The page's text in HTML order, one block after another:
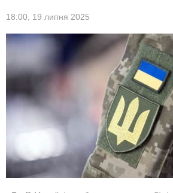
18:00, 19 липня 2025